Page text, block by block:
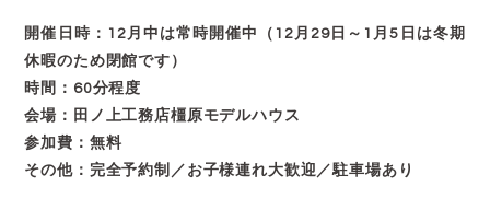
開催日時：12月中は常時開催中（12月29日～1月5日は冬期
休暇のため閉館です）
時間：60分程度
会場：田ノ上工務店橿原モデルハウス
参加費：無料
その他：完全予約制／お子様連れ大歓迎／駐車場あり